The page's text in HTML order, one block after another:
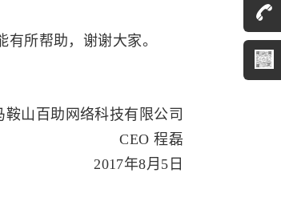
所帮助，谢谢大家。
鞍山百助网络科技有限公司
程磊
2017年8月5日